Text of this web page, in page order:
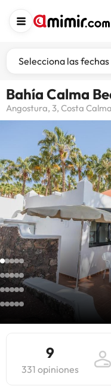
Selecciona las
Bahía Calma
Angostura, 3, Costa
9
331 opiniones